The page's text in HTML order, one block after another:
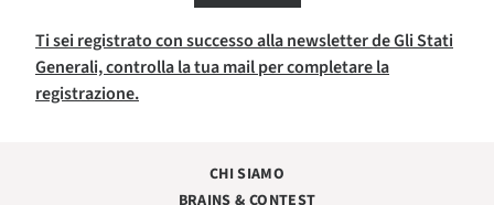
Ti sei registrato con successo alla newsletter de Gli Stati
Generali, controlla la tua mail per completare la
registrazione.
CHI SIAMO
BRAINS & CONTEST